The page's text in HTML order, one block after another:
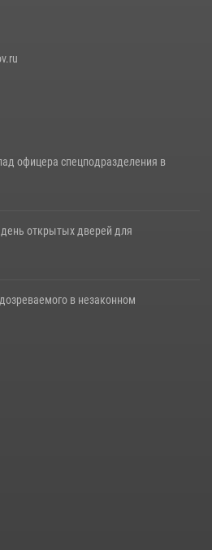
для школьников в Подмосковье
офицера спецподразделения в
открытых дверей для
в незаконном